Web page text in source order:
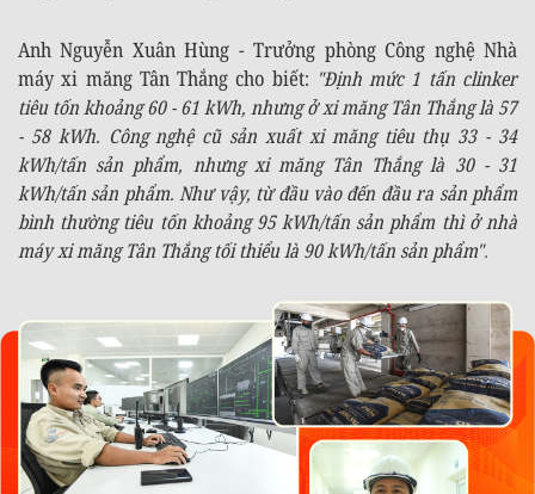
Anh Nguyễn Xuân Hùng - Trưởng phòng Công nghệ Nhà
máy xi măng Tân Thắng cho biết: "Định mức 1 tấn clinker
tiêu tốn khoảng 60 - 61 kWh, nhưng ở xi măng Tân Thắng là 57
- 58 kWh. Công nghệ cũ sản xuất xi măng tiêu thụ 33 - 34
kWh/tấn sản phẩm, nhưng xi măng Tân Thắng là 30 - 31
kWh/tấn sản phẩm. Như vậy, từ đầu vào đến đầu ra sản phẩm
bình thường tiêu tốn khoảng 95 kWh/tấn sản phẩm thì ở nhà
máy xi măng Tân Thắng tối thiểu là 90 kWh/tấn sản phẩm".